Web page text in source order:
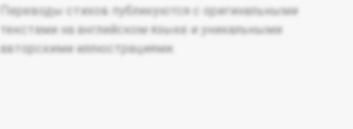
Переводы стихов публикуются с оригинальными
текстами на английском языке и уникальными
авторскими иллюстрациями.